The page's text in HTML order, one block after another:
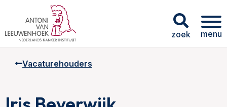
zoek menu
Vacaturehouders